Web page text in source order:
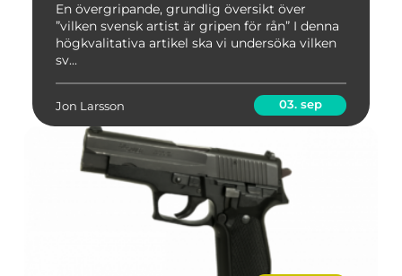
En övergripande, grundlig översikt över
”vilken svensk artist är gripen för rån” I denna
högkvalitativa artikel ska vi undersöka vilken
sv...
Jon Larsson 03. sep